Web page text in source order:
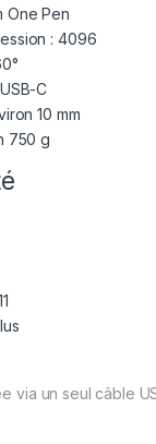
One Pen
: 4096
C
10 mm
750 g
via un seul câble